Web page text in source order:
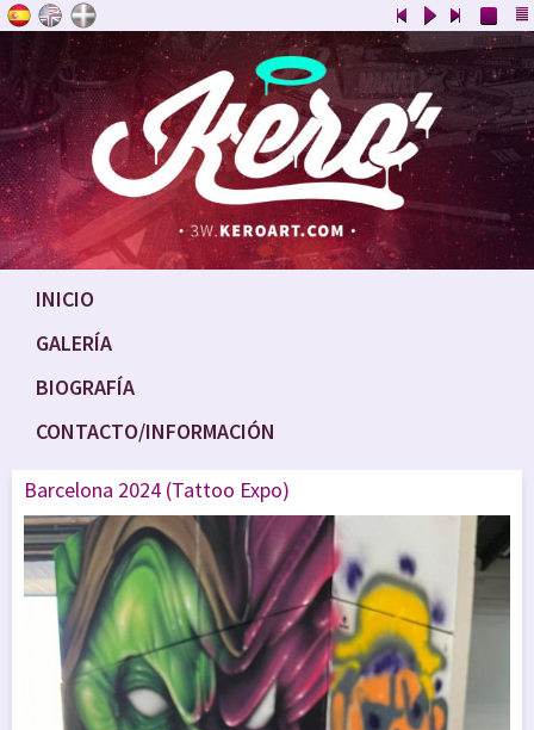
INICIO
GALERÍA
BIOGRAFÍA
CONTACTO/INFORMACIÓN
Barcelona 2024 (Tattoo Expo)